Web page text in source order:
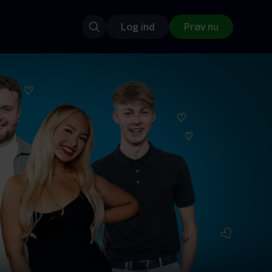
Log ind Prøv nu